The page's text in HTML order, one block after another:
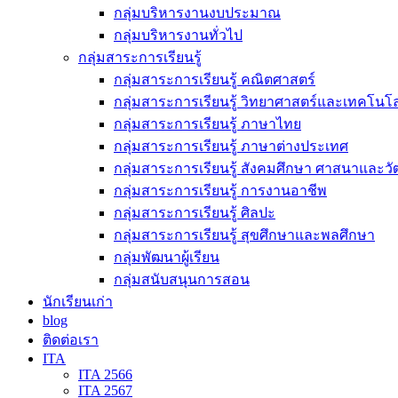
กลุ่มบริหารงานงบประมาณ
กลุ่มบริหารงานทั่วไป
กลุ่มสาระการเรียนรู้
กลุ่มสาระการเรียนรู้ คณิตศาสตร์
กลุ่มสาระการเรียนรู้ วิทยาศาสตร์และเทคโนโ
กลุ่มสาระการเรียนรู้ ภาษาไทย
กลุ่มสาระการเรียนรู้ ภาษาต่างประเทศ
กลุ่มสาระการเรียนรู้ สังคมศึกษา ศาสนาและ
กลุ่มสาระการเรียนรู้ การงานอาชีพ
กลุ่มสาระการเรียนรู้ ศิลปะ
กลุ่มสาระการเรียนรู้ สุขศึกษาและพลศึกษา
กลุ่มพัฒนาผู้เรียน
กลุ่มสนับสนุนการสอน
นักเรียนเก่า
blog
ติดต่อเรา
ITA
ITA 2566
ITA 2567